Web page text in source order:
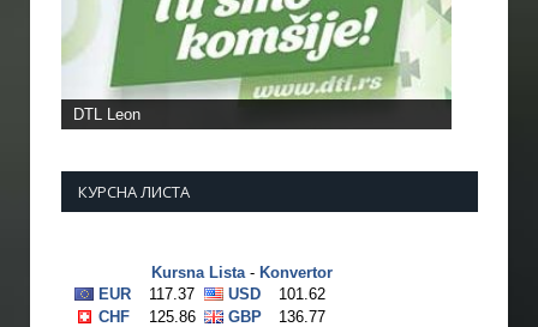
Фото: АК "Врањски маратонци"
КУРСНА ЛИСТА